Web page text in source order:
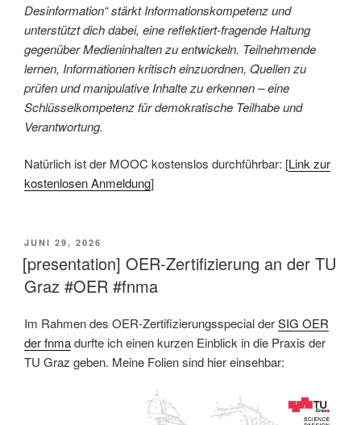
Desinformation“ stärkt Informationskompetenz und
unterstützt dich dabei, eine reflektiert-fragende Haltung
gegenüber Medieninhalten zu entwickeln. Teilnehmende
lernen, Informationen kritisch einzuordnen, Quellen zu
prüfen und manipulative Inhalte zu erkennen – eine
Schlüsselkompetenz für demokratische Teilhabe und
Verantwortung.
Natürlich ist der MOOC kostenslos durchführbar: [Link zur
kostenlosen Anmeldung]
VERÖFFENTLICHT
AM
JUNI 29, 2026
[presentation] OER-Zertifizierung an der TU
Graz #OER #fnma
Im Rahmen des OER-Zertifizierungsspecial derSIG OER
der fnmadurfte ich einen kurzen Einblick in die Praxis der
TU Graz geben. Meine Folien sind hier einsehbar: